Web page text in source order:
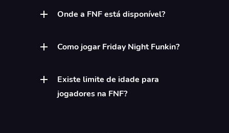
Onde a FNF está disponível?
Como jogar Friday Night Funkin?
Existe limite de idade para
jogadores na FNF?